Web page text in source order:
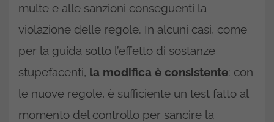
multe e alle sanzioni conseguenti la
violazione delle regole. In alcuni casi, come
per la guida sotto l’effetto di sostanze
stupefacenti, la modifica è consistente: con
le nuove regole, è sufficiente un test fatto al
momento del controllo per sancire la